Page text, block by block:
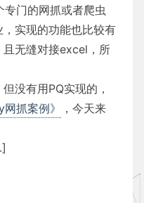
门的网抓或者爬虫
实现的功能也比较有
且无缝对接excel，所
没有用PQ实现的，
抓案例》
，今天来